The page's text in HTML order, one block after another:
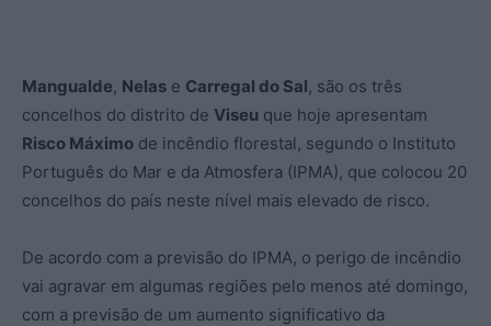
Mangualde, Nelas e Carregal do Sal, são os três
concelhos do distrito de Viseu que hoje apresentam
Risco Máximo de incêndio florestal, segundo o Instituto
Português do Mar e da Atmosfera (IPMA), que colocou 20
concelhos do país neste nível mais elevado de risco.
De acordo com a previsão do IPMA, o perigo de incêndio
vai agravar em algumas regiões pelo menos até domingo,
com a previsão de um aumento significativo da